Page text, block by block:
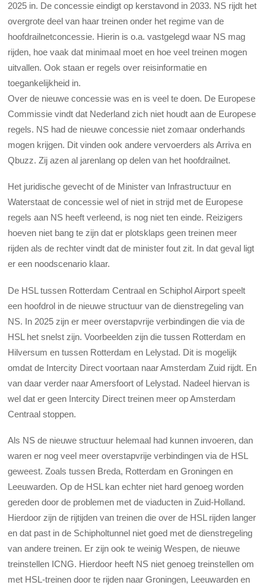
2025 in. De concessie eindigt op kerstavond in 2033. NS rijdt het
overgrote deel van haar treinen onder het regime van de
hoofdrailnetconcessie. Hierin is o.a. vastgelegd waar NS mag
rijden, hoe vaak dat minimaal moet en hoe veel treinen mogen
uitvallen. Ook staan er regels over reisinformatie en
toegankelijkheid in.
Over de nieuwe concessie was en is veel te doen. De Europese
Commissie vindt dat Nederland zich niet houdt aan de Europese
regels. NS had de nieuwe concessie niet zomaar onderhands
mogen krijgen. Dit vinden ook andere vervoerders als Arriva en
Qbuzz. Zij azen al jarenlang op delen van het hoofdrailnet.
Het juridische gevecht of de Minister van Infrastructuur en
Waterstaat de concessie wel of niet in strijd met de Europese
regels aan NS heeft verleend, is nog niet ten einde. Reizigers
hoeven niet bang te zijn dat er plotsklaps geen treinen meer
rijden als de rechter vindt dat de minister fout zit. In dat geval ligt
er een noodscenario klaar.
De HSL tussen Rotterdam Centraal en Schiphol Airport speelt
een hoofdrol in de nieuwe structuur van de dienstregeling van
NS. In 2025 zijn er meer overstapvrije verbindingen die via de
HSL het snelst zijn. Voorbeelden zijn die tussen Rotterdam en
Hilversum en tussen Rotterdam en Lelystad. Dit is mogelijk
omdat de Intercity Direct voortaan naar Amsterdam Zuid rijdt. En
van daar verder naar Amersfoort of Lelystad. Nadeel hiervan is
wel dat er geen Intercity Direct treinen meer op Amsterdam
Centraal stoppen.
Als NS de nieuwe structuur helemaal had kunnen invoeren, dan
waren er nog veel meer overstapvrije verbindingen via de HSL
geweest. Zoals tussen Breda, Rotterdam en Groningen en
Leeuwarden. Op de HSL kan echter niet hard genoeg worden
gereden door de problemen met de viaducten in Zuid-Holland.
Hierdoor zijn de rijtijden van treinen die over de HSL rijden langer
en dat past in de Schipholtunnel niet goed met de dienstregeling
van andere treinen. Er zijn ook te weinig Wespen, de nieuwe
treinstellen ICNG. Hierdoor heeft NS niet genoeg treinstellen om
met HSL-treinen door te rijden naar Groningen, Leeuwarden en